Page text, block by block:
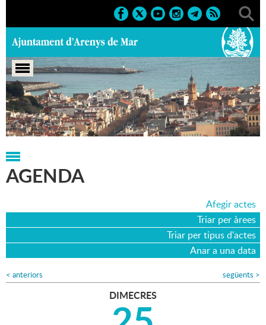
Portada > Agenda > 25-04-2018
AGENDA
Afegir actes
Triar per àrees
Triar per tipus d'actes
Anar a una data
< anteriors següents >
DIMECRES